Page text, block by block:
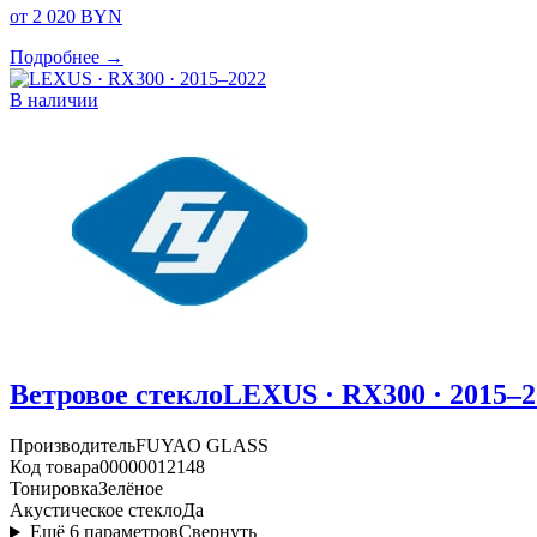
от 2 020 BYN
Подробнее →
В наличии
Ветровое стеклоLEXUS · RX300 ·
ПроизводительFUYAO GLASS
Код товара00000012148
ТонировкаЗелёное
Акустическое стеклоДа
Ещё 6 параметровСвернуть